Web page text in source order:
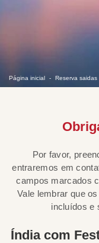
Página inicial Reserva saidas
Por favor,
entraremos em
campos marcados
Vale lembrar que
incluídos e
Índia com